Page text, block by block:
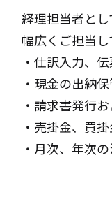
経理担当者と
幅広くご担当し
・仕訳入力、
・現金の出納
・請求書発行
・売掛金、買
・月次、年次